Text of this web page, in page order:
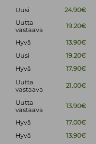
Uusi 24.90€
Uutta
vastaava
19.20€
Hyvä
13.90€
Uusi
19.20€
Hyvä
17.90€
Uutta
vastaava
21.00€
Uutta
vastaava
13.90€
Hyvä
17.00€
Hyvä
13.90€